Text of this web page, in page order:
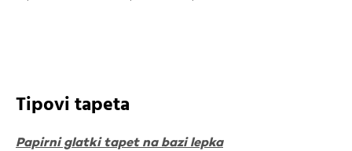
Tipovi tapeta
Papirni glatki tapet na bazi lepka